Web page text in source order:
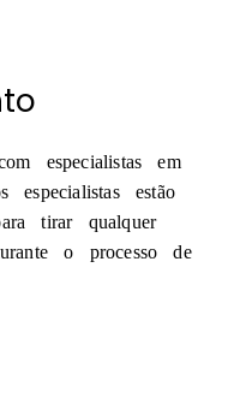
especialistas em
especialistas estão
tirar qualquer
o processo de